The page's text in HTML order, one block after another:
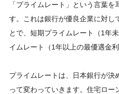
「プライムレート」という言葉
す。これは銀行が優良企業に対し
とで、短期プライムレート（1年
イムレート（1年以上の最優遇金利
プライムレートは、日本銀行が決
って変わっていきます。住宅ロー